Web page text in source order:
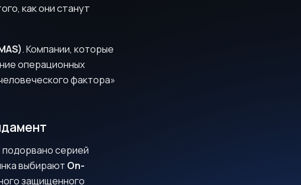
как они станут
. Компании, которые
операционных
фактора»
серией
выбирают On-
защищенного